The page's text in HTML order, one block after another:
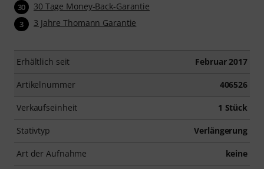
30 30 Tage Money-Back-Garantie
3 3 Jahre Thomann Garantie
Erhältlich seit Februar 2017
Artikelnummer 406526
Verkaufseinheit 1 Stück
Stativtyp Verlängerung
Art der Aufnahme keine